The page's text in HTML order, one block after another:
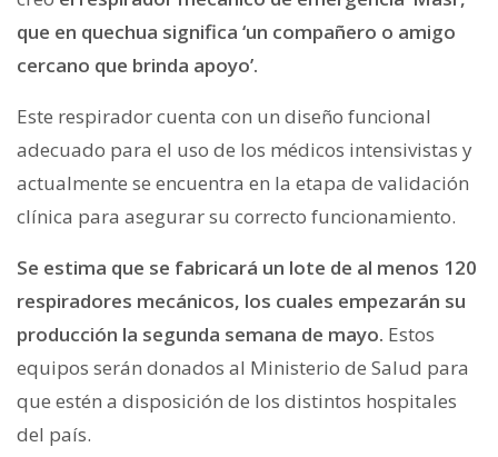
que en quechua significa ‘un compañero o amigo
cercano que brinda apoyo’.
Este respirador cuenta con un diseño funcional
adecuado para el uso de los médicos intensivistas y
actualmente se encuentra en la etapa de validación
clínica para asegurar su correcto funcionamiento.
Se estima que se fabricará un lote de al menos 120
respiradores mecánicos, los cuales empezarán su
producción la segunda semana de mayo. Estos
equipos serán donados al Ministerio de Salud para
que estén a disposición de los distintos hospitales
del país.